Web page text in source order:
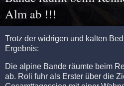
Alm ab !!!
Trotz der widrigen und kalten
Ergebnis:
Die alpine Bande räumte beim
ab. Roli fuhr als Erster über die